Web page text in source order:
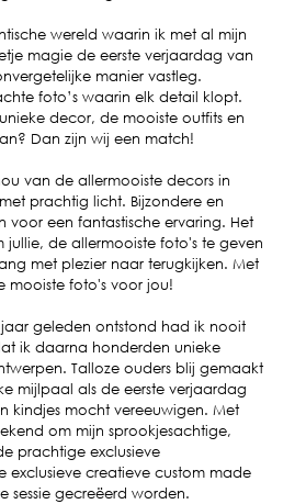
wereld waarin ik met al mijn
magie de eerste verjaardag van
manier vastleg.
foto’s waarin elk detail klopt.
decor, de mooiste outfits en
Dan zijn wij een match!
van de allermooiste decors in
prachtig licht. Bijzondere en
voor een fantastische ervaring. Het
jullie, de allermooiste foto's te geven
met plezier naar terugkijken. Met
mooiste foto's voor jou!
jaar geleden ontstond had ik nooit
ik daarna honderden unieke
Talloze ouders blij gemaakt
mijlpaal als de eerste verjaardag
kindjes mocht vereeuwigen. Met
om mijn sprookjesachtige,
prachtige exclusieve
exclusieve creatieve custom made
sessie gecreëerd worden.